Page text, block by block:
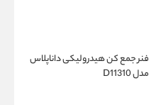
فنر جمع کن هیدرولیکی داناپلاس
مدل D11310